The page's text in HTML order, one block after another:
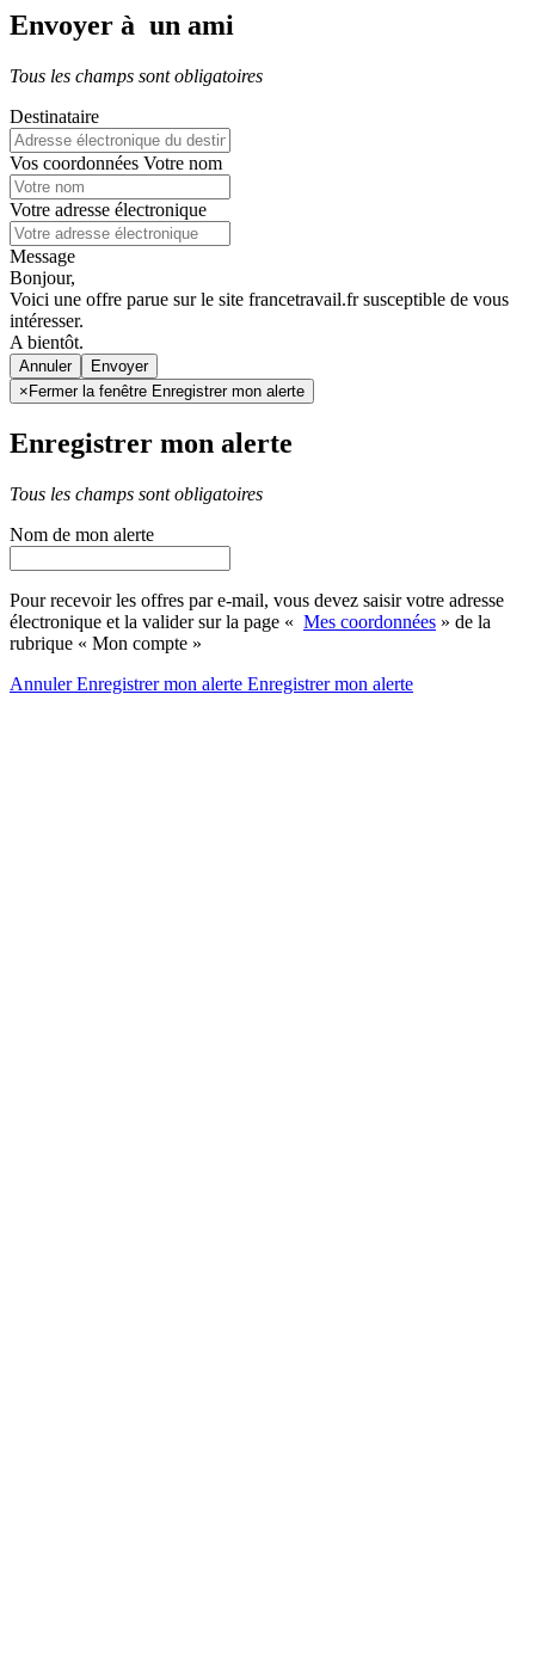
Envoyer à un ami
Tous les champs sont obligatoires
Destinataire
Vos coordonnées Votre nom
Votre adresse électronique
Message
Bonjour,
Voici une offre parue sur le site francetravail.fr susceptible de vous
intéresser.
A bientôt.
Annuler
× Fermer la fenêtre Enregistrer mon alerte
Enregistrer mon alerte
Tous les champs sont obligatoires
Nom de mon alerte
Pour recevoir les offres par e-mail, vous devez saisir votre adresse
électronique et la valider sur la page « Mes coordonnées » de la
rubrique « Mon compte »
AnnulerEnregistrer mon alerte Enregistrermon alerte